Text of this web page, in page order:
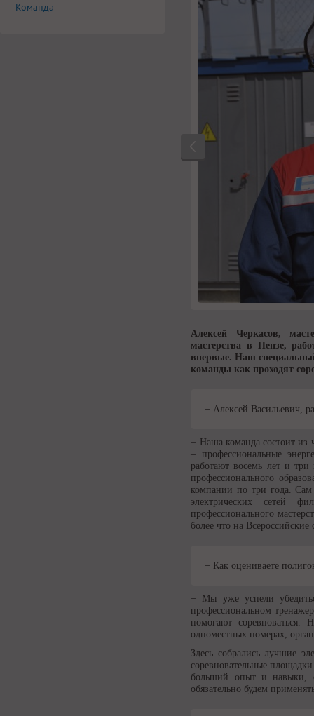
Алексей Черкасов,
мастерства в Пензе,
впервые. Наш
команды как проходят
− Алексей Васильевич,
− Наша команда состоит из
– профессиональные
работают восемь лет и
профессионального
компании по три года. Сам
электрических сетей
профессионального
более что на
− Как оцениваете
− Мы уже успели
профессиональном
помогают соревноваться.
одноместных номерах,
Здесь собрались лучшие
соревновательные
больший опыт и навыки,
обязательно будем
Команда